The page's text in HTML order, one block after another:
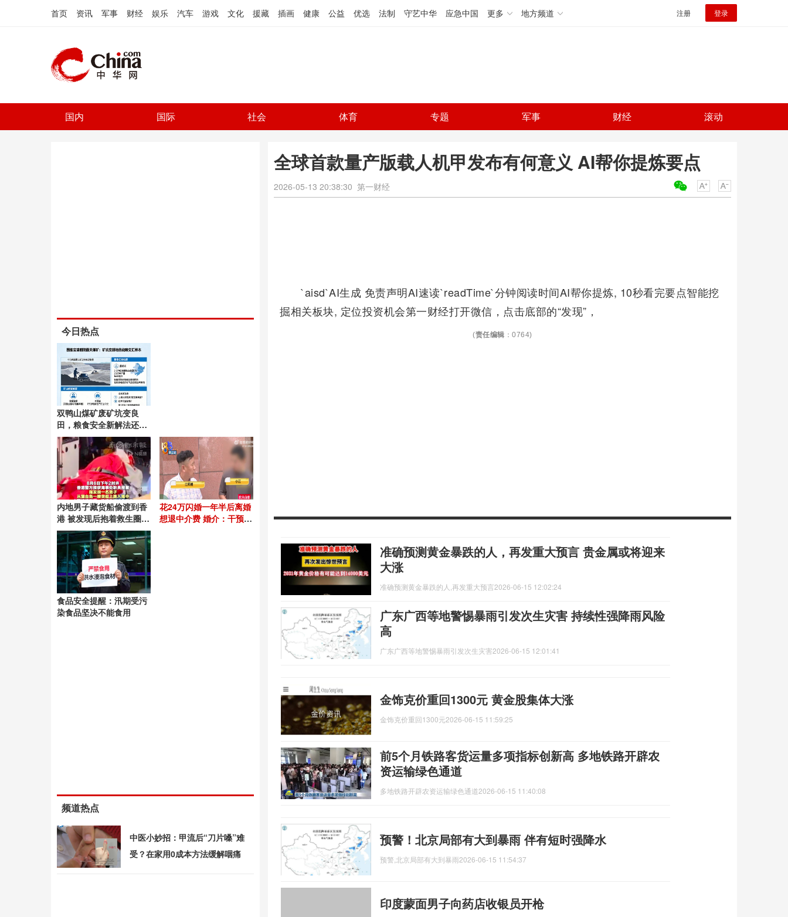
首页 资讯 军事 财经 娱乐 汽车 游戏 文化 援藏 插画 健康 公益 优选 法制 守艺中华 应急中国 更多 地方频道 注册 登录
国内 国际 社会 体育 专题 军事 财经 滚动
全球首款量产版载人机甲发布有何意义 AI帮你提炼要点
2026-05-13 20:38:30 第一财经
`aisd`AI生成 免责声明AI速读`readTime`分钟阅读时间AI帮你提炼, 10秒看完要点智能挖
掘相关板块, 定位投资机会第一财经打开微信，点击底部的“发现”，
(责任编辑 ：0764)
准确预测黄金暴跌的人，再发重大预言 贵金属或将迎来
大涨
准确预测黄金暴跌的人,再发重大预言2026-06-15 12:02:24
广东广西等地警惕暴雨引发次生灾害 持续性强降雨风险
高
广东广西等地警惕暴雨引发次生灾害2026-06-15 12:01:41
金饰克价重回1300元 黄金股集体大涨
金饰克价重回1300元2026-06-15 11:59:25
前5个月铁路客货运量多项指标创新高 多地铁路开辟农
资运输绿色通道
多地铁路开辟农资运输绿色通道2026-06-15 11:40:08
预警！北京局部有大到暴雨 伴有短时强降水
预警,北京局部有大到暴雨2026-06-15 11:54:37
印度蒙面男子向药店收银员开枪
今日热点
双鸭山煤矿废矿坑变良
田，粮食安全新解法还是
待验证的样本？
内地男子藏货船偷渡到香
港 被发现后抱着救生圈跳
海获救 涉嫌“非法入境”被
香港警方拘捕
花24万闪婚一年半后离婚
想退中介费 婚介：干预得
食品安全提醒：汛期受污
染食品坚决不能食用
频道热点
中医小妙招：甲流后“刀片嗓”难
受？在家用0成本方法缓解咽痛